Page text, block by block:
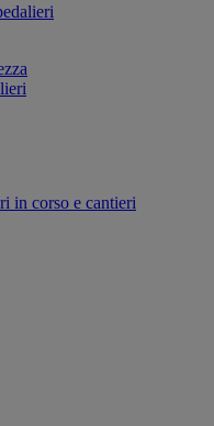
in corso e cantieri